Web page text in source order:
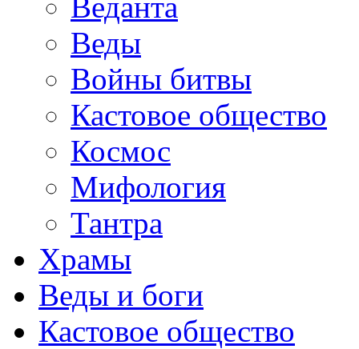
Веды
Войны битвы
Кастовое общество
Космос
Мифология
Тантра
Храмы
Веды и боги
Кастовое общество